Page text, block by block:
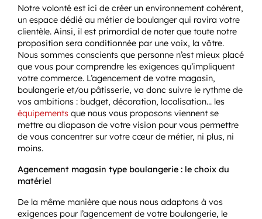
Notre volonté est ici de créer un environnement cohérent,
un espace dédié au métier de boulanger qui ravira votre
clientèle. Ainsi, il est primordial de noter que toute notre
proposition sera conditionnée par une voix, la vôtre.
Nous sommes conscients que personne n’est mieux placé
que vous pour comprendre les exigences qu’impliquent
votre commerce. L’agencement de votre magasin,
boulangerie et/ou pâtisserie, va donc suivre le rythme de
vos ambitions : budget, décoration, localisation… les
équipements que nous vous proposons viennent se
mettre au diapason de votre vision pour vous permettre
de vous concentrer sur votre cœur de métier, ni plus, ni
moins.
Agencement magasin type boulangerie : le choix du
matériel
De la même manière que nous nous adaptons à vos
exigences pour l’agencement de votre boulangerie, le